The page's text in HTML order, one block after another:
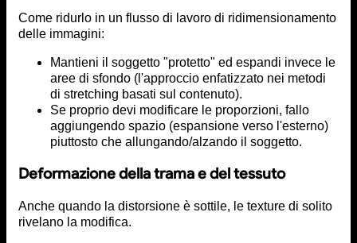
Come ridurlo in un flusso di lavoro di ridimensionamento
delle immagini:
Mantieni il soggetto "protetto" ed espandi invece le
aree di sfondo (l'approccio enfatizzato nei metodi
di stretching basati sul contenuto).
Se proprio devi modificare le proporzioni, fallo
aggiungendo spazio (espansione verso l'esterno)
piuttosto che allungando/alzando il soggetto.
Deformazione della trama e del tessuto
Anche quando la distorsione è sottile, le texture di solito
rivelano la modifica.